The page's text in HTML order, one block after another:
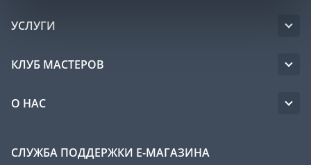
УСЛУГИ
КЛУБ МАСТЕРОВ
О НАС
СЛУЖБА ПОДДЕРЖКИ Е-МАГАЗИНА